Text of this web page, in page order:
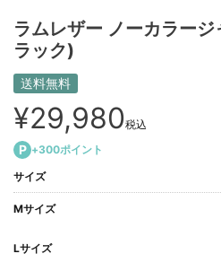
ラムレザー ノーカラー
ラック)
送料無料
¥29,980税込
+300ポイント
サイズ
Mサイズ
Lサイズ